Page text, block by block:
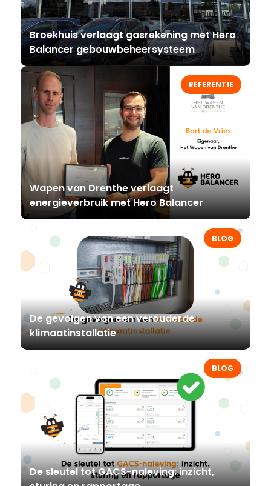
Broekhuis verlaagt gasrekening met Hero
Balancer gebouwbeheersysteem
REFERENTIE
Wapen van Drenthe verlaagt
energieverbruik met Hero Balancer
BLOG
De gevolgen van een verouderde
klimaatinstallatie
BLOG
De sleutel tot GACS-naleving: inzicht,